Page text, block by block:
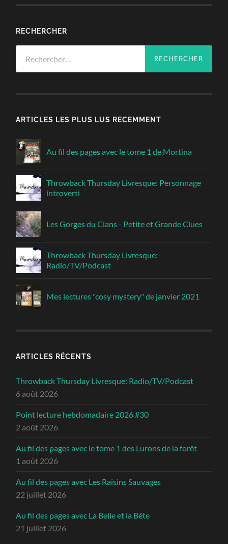
RECHERCHER
ARTICLES LES PLUS LUS RECEMMENT
Au fil des pages avec le tome 1 de Mortina
Throwback Thursday Livresque: Personnage
introverti
Les Gorges du Cians - Petite et Grande Clues
Throwback Thursday Livresque:
Radio/TV/Podcast
Mes lectures "cosy mystery" de janvier 2021
ARTICLES RÉCENTS
Throwback Thursday Livresque: Radio/TV/Podcast
6 août 2026
Point lecture hebdomadaire 2026 #30
2 août 2026
Au fil des pages avec le tome 1 des Lurons de la forêt
1 août 2026
Au fil des pages avec Les Raisins Sauvages
22 juillet 2026
Au fil des pages avec La Belle et la Bête
21 juillet 2026